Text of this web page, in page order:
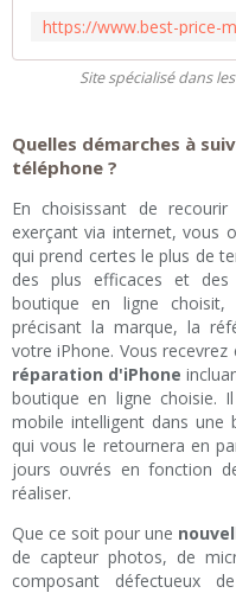
Site spécialisé dans
Quelles démarches à
téléphone ?
En choisissant de recourir
exerçant via internet, vous
qui prend certes le plus de
des plus efficaces et
boutique en ligne
précisant la marque, la
votre iPhone. Vous
réparation d'iPhone
boutique en ligne choisie.
mobile intelligent dans une
qui vous le retournera en
jours ouvrés en fonction
réaliser.
Que ce soit pour une
de capteur photos, de
composant défectueux